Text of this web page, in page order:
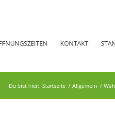
KONTAKT
Du bist hier: Startseite / Allgemein /